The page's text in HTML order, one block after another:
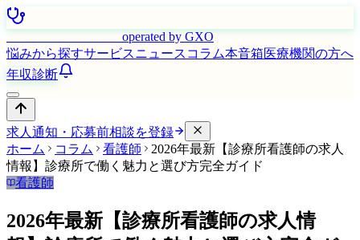
operated by GXO
悩みから探すサービスニュース コラム本音箱医療機関の方へ
年収診断
求人通知・応募前相談を登録
ホーム
コラム 看護師
2026年最新【診療所看護師の求人
情報】診療所で働く魅力と選び方完全ガイド
看護師
2026年最新【診療所看護師の求人情